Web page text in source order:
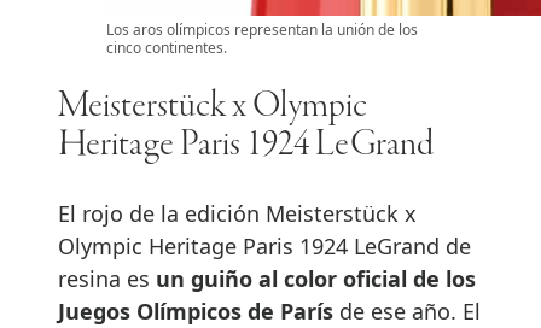
Los aros olímpicos representan la unión de los
cinco continentes.
Meisterstück x Olympic
Heritage Paris 1924 LeGrand
El rojo de la edición Meisterstück x
Olympic Heritage Paris 1924 LeGrand de
resina es un guiño al color oficial de los
Juegos Olímpicos de París de ese año. El